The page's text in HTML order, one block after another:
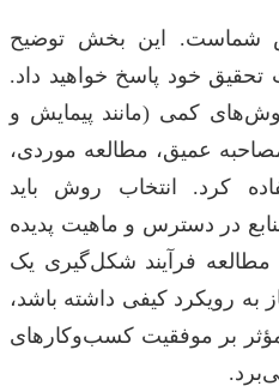
شماست. این بخش توضیح
خود پاسخ خواهید داد.
کمی (مانند پیمایش و
عمیق، مطالعه موردی،
کرد. انتخاب روش باید
در دسترس و ماهیت پدیده
مطالعه فرآیند شکل‌گیری یک
به رویکرد کیفی داشته باشد،
بر موفقیت کسب‌وکارهای